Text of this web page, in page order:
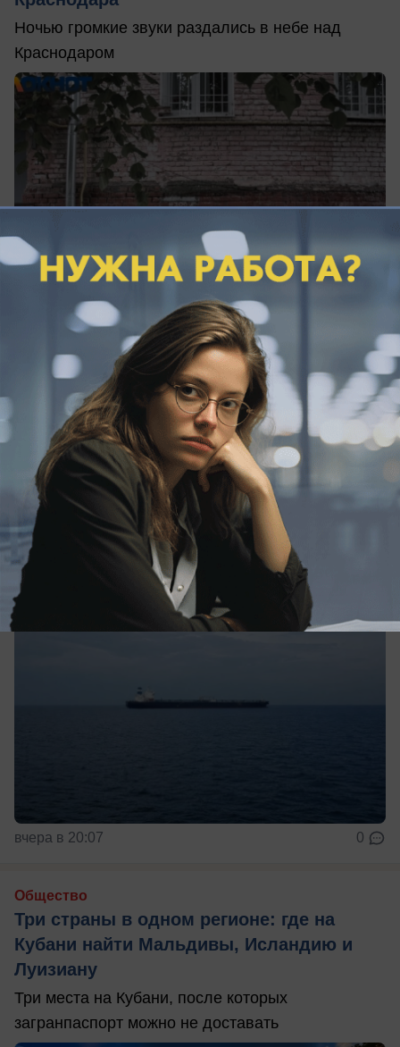
Ночью громкие звуки раздались в небе над
Краснодаром
сегодня в 04:55
Происшествия
У берегов Новороссийска БПЛА ударил
по турецкому сухогрузу
Сухогруз под турецким флагом получил
повреждения у Новороссийска
вчера в 20:07 0
Общество
Три страны в одном регионе: где на
Кубани найти Мальдивы, Исландию и
Луизиану
Три места на Кубани, после которых
загранпаспорт можно не доставать